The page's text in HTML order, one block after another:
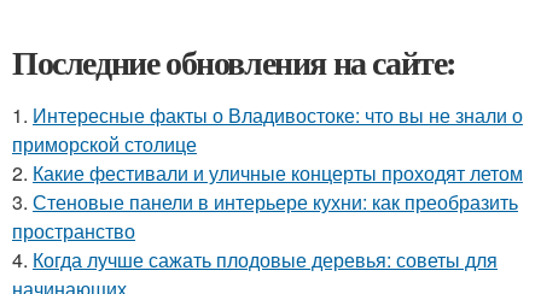
Последние обновления на сайте:
1. Интересные факты о Владивостоке: что вы не знали о
приморской столице
2. Какие фестивали и уличные концерты проходят летом
3. Стеновые панели в интерьере кухни: как преобразить
пространство
4. Когда лучше сажать плодовые деревья: советы для